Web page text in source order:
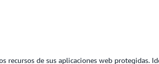
recursos de sus aplicaciones web protegidas.